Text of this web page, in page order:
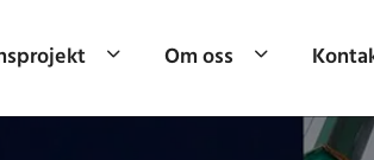
Om oss